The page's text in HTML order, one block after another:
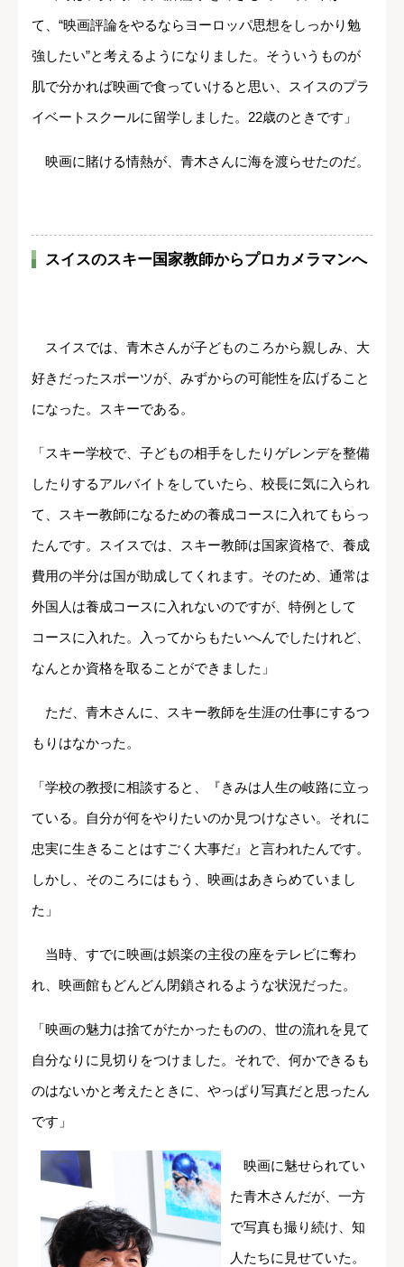
て、“映画評論をやるならヨーロッパ思想をしっかり勉
強したい”と考えるようになりました。そういうものが
肌で分かれば映画で食っていけると思い、スイスのプラ
イベートスクールに留学しました。22歳のときです」
映画に賭ける情熱が、青木さんに海を渡らせたのだ。
スイスのスキー国家教師からプロカメラマンへ
スイスでは、青木さんが子どものころから親しみ、大
好きだったスポーツが、みずからの可能性を広げること
になった。スキーである。
「スキー学校で、子どもの相手をしたりゲレンデを整備
したりするアルバイトをしていたら、校長に気に入られ
て、スキー教師になるための養成コースに入れてもらっ
たんです。スイスでは、スキー教師は国家資格で、養成
費用の半分は国が助成してくれます。そのため、通常は
外国人は養成コースに入れないのですが、特例として
コースに入れた。入ってからもたいへんでしたけれど、
なんとか資格を取ることができました」
ただ、青木さんに、スキー教師を生涯の仕事にするつ
もりはなかった。
「学校の教授に相談すると、『きみは人生の岐路に立っ
ている。自分が何をやりたいのか見つけなさい。それに
忠実に生きることはすごく大事だ』と言われたんです。
しかし、そのころにはもう、映画はあきらめていまし
た」
当時、すでに映画は娯楽の主役の座をテレビに奪わ
れ、映画館もどんどん閉鎖されるような状況だった。
「映画の魅力は捨てがたかったものの、世の流れを見て
自分なりに見切りをつけました。それで、何かできるも
のはないかと考えたときに、やっぱり写真だと思ったん
です」
映画に魅せられてい
た青木さんだが、一方
で写真も撮り続け、知
人たちに見せていた。